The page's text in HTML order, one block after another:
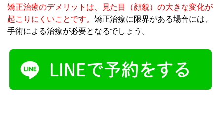
矯正治療のデメリットは、見た目（顔貌）の大きな変化が
起こりにくいことです。 矯正治療に限界がある場合には、
手術による治療が必要となるでしょう。